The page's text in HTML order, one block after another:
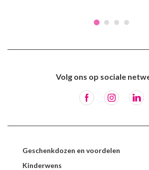
Volg ons op sociale
Geschenkdozen en voordelen
Kinderwens